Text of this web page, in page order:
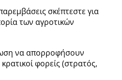
σκέπτεστε για
των αγροτικών
να απορροφήσουν
φορείς (στρατός,